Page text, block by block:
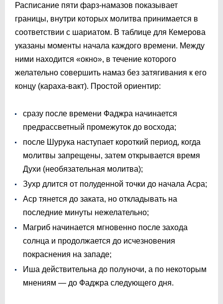
Расписание пяти фарз-намазов показывает
границы, внутри которых молитва принимается в
соответствии с шариатом. В таблице для Кемерова
указаны моменты начала каждого времени. Между
ними находится «окно», в течение которого
желательно совершить намаз без затягивания к его
концу (караха-вакт). Простой ориентир:
сразу после времени Фаджра начинается
предрассветный промежуток до восхода;
после Шурука наступает короткий период, когда
молитвы запрещены, затем открывается время
Духи (необязательная молитва);
Зухр длится от полуденной точки до начала Асра;
Аср тянется до заката, но откладывать на
последние минуты нежелательно;
Магриб начинается мгновенно после захода
солнца и продолжается до исчезновения
покраснения на западе;
Иша действительна до полуночи, а по некоторым
мнениям — до Фаджра следующего дня.